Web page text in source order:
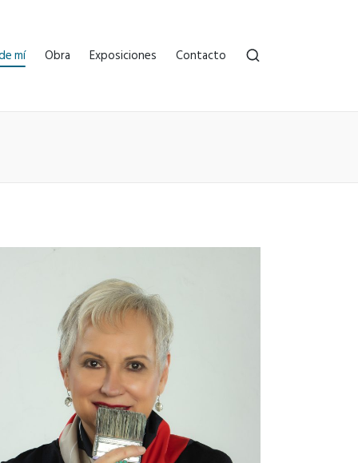
mí Obra Exposiciones Contacto